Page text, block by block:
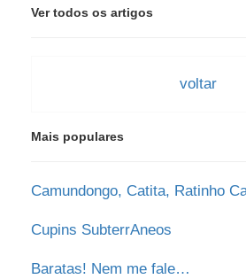
Ver todos os artigos
Mais populares
Cupins SubterrAneos
Baratas! Nem me fale…